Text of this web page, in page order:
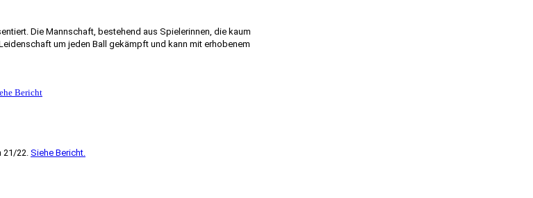
Die Mannschaft, bestehend aus Spielerinnen, die kaum
um jeden Ball gekämpft und kann mit erhobenem
Bericht
22. Siehe Bericht.